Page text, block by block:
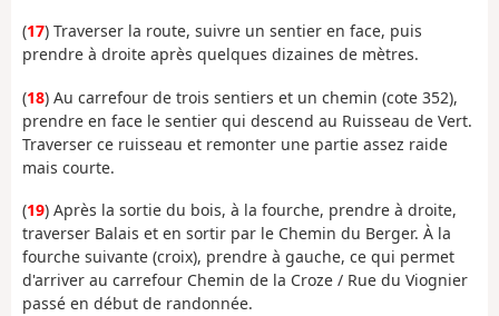
(17) Traverser la route, suivre un sentier en face, puis
prendre à droite après quelques dizaines de mètres.
(18) Au carrefour de trois sentiers et un chemin (cote 352),
prendre en face le sentier qui descend au Ruisseau de Vert.
Traverser ce ruisseau et remonter une partie assez raide
mais courte.
(19) Après la sortie du bois, à la fourche, prendre à droite,
traverser Balais et en sortir par le Chemin du Berger. À la
fourche suivante (croix), prendre à gauche, ce qui permet
d'arriver au carrefour Chemin de la Croze / Rue du Viognier
passé en début de randonnée.